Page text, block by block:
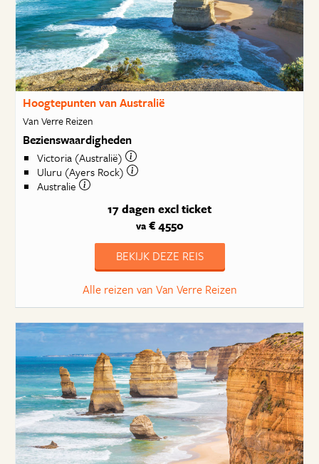
Hoogtepunten van Australië
Van Verre Reizen
Bezienswaardigheden
Victoria (Australië)
Uluru (Ayers Rock)
Australie
17 dagen excl ticket
va€ 4550
BEKIJK DEZE REIS
Alle reizen van Van Verre Reizen